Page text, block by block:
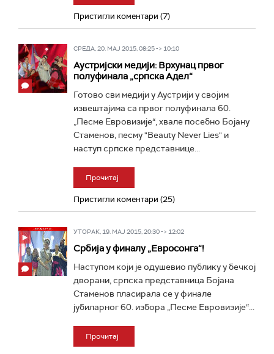
Пристигли коментари (7)
СРЕДА, 20. МАЈ 2015, 08:25 -> 10:10
Аустријски медији: Врхунац првог
полуфинала „српска Адел“
Готово сви медији у Аустрији у својим
извештајима са првог полуфинала 60.
„Песме Евровизије“, хвале посебно Бојану
Стаменов, песму "Beauty Never Lies" и
наступ српске представнице...
Прочитај
Пристигли коментари (25)
УТОРАК, 19. МАЈ 2015, 20:30 -> 12:02
Србија у финалу „Евросонга“!
Наступом који је одушевио публику у бечкој
дворани, српска представница Бојана
Стаменов пласирала се у финале
јубиларног 60. избора „Песме Евровизије“...
Прочитај